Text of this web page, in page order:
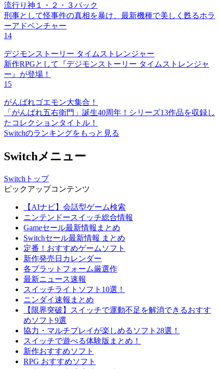
流行り神１・２・３パック
刑事として怪事件の真相を暴け、最新機種で美しく甦るホラ
ーアドベンチャー
14
デジモンストーリー タイムストレンジャー
新作RPGとして『デジモンストーリー タイムストレンジャ
ー』が登場！
15
がんばれゴエモン大集合！
「がんばれ五右衛門」誕生40周年！シリーズ13作品を収録し
たコレクションタイトル！
Switchのランキングをもっと見る
Switchメニュー
Switchトップ
ピックアップコンテンツ
【AIナビ】会話型ゲーム検索
ニンテンドースイッチ総合情報
Gameセール最新情報まとめ
Switchセール最新情報 まとめ
定番！おすすめゲームソフト
新作発売日カレンダー
各プラットフォーム厳選作
最新ニュース速報
スイッチライトソフト10選！
ニンダイ速報まとめ
【限界突破】スイッチで運動不足を解消できるおすす
めソフト9選
協力・マルチプレイが楽しめるソフト28選！
スイッチで遊べる体験版まとめ！
新作おすすめソフト
RPG おすすめソフト